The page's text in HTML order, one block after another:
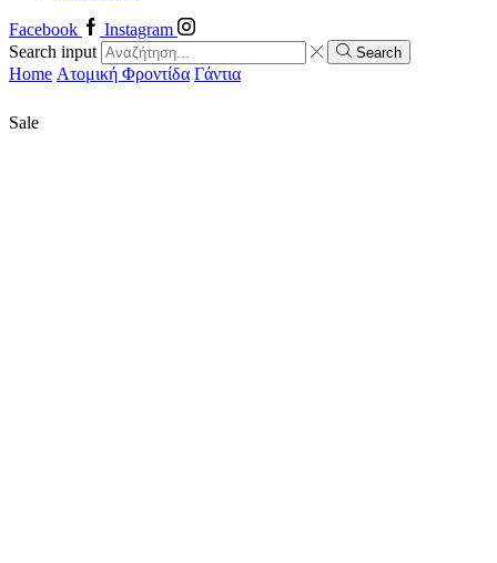
Facebook
Instagram
Search input
Search
Home Ατομική Φροντίδα Γάντια
Sale